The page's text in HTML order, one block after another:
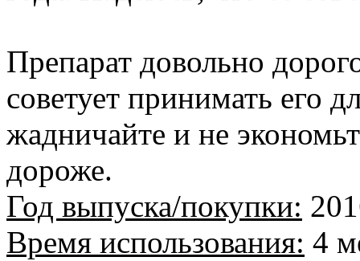
Препарат довольно
советует принимать его
жадничайте и не
дороже.
Год выпуска/покупки:
Время использования: 4